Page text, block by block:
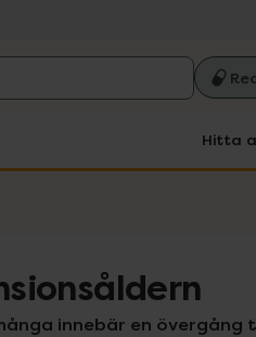
Hitta
innebär en övergång